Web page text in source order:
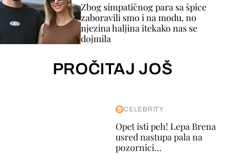
Zbog simpatičnog para sa špice
zaboravili smo i na modu, no
njezina haljina itekako nas se
dojmila
PROČITAJ JOŠ
CELEBRITY
Opet isti peh! Lepa Brena
usred nastupa pala na
pozornici...